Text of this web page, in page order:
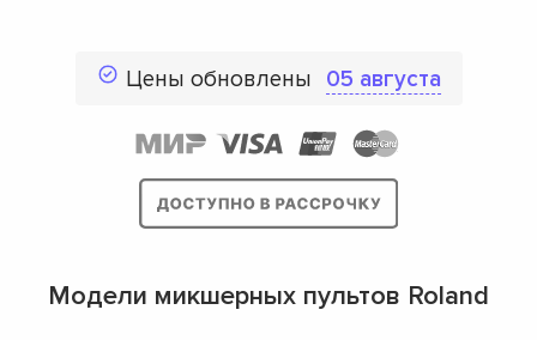
Цены обновлены 05 августа
Модели микшерных пультов Roland